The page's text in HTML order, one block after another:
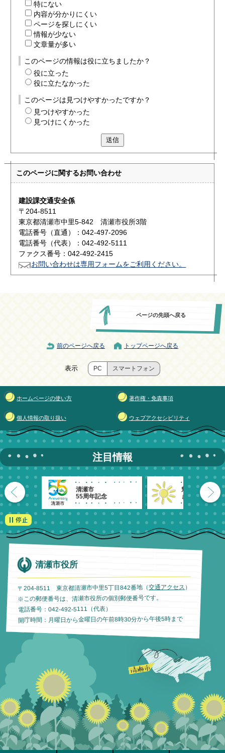
特にない
内容が分かりにくい
ページを探しにくい
情報が少ない
文章量が多い
このページの情報は役に立ちましたか？
役に立った
役に立たなかった
このページは見つけやすかったですか？
見つけやすかった
見つけにくかった
送信
このページに関するお問い合わせ
建設課交通安全係
〒204-8511
東京都清瀬市中里5-842 清瀬市役所3階
電話番号（直通）：042-497-2096
電話番号（代表）：042-492-5111
ファクス番号：042-492-2415
お問い合わせは専用フォームをご利用ください。
ページの先頭へ戻る
前のページへ戻る トップページへ戻る
表示 PC スマートフォン
ホームページの使い方 著作権・免責事項
個人情報の取り扱い ウェブアクセシビリティ
注目情報
清瀬市
55周年記念
魅力発信！
きよせのーと。
清瀬市役所
〒204-8511 東京都清瀬市中里5丁目842番地（交通アクセス ）
※この郵便番号は、清瀬市役所の個別郵便番号です。
電話番号：042-492-5111（代表）
開庁時間：月曜日から金曜日の午前8時30分から午後5時まで